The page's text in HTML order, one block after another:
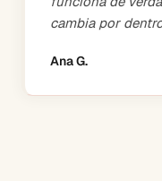
cambia por
Ana G.